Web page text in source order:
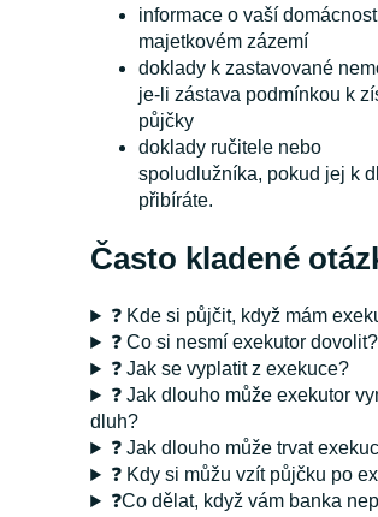
informace o vaší
majetkovém zázemí
doklady k zastavované
je-li zástava podmínkou k
půjčky
doklady ručitele nebo
spoludlužníka, pokud jej k
přibíráte.
Často kladené
❓ Kde si půjčit, když mám
❓ Co si nesmí exekutor dovolit?
❓ Jak se vyplatit z exekuce?
❓ Jak dlouho může exekutor
dluh?
❓ Jak dlouho může trvat
❓ Kdy si můžu vzít půjčku po
❓Co dělat, když vám banka